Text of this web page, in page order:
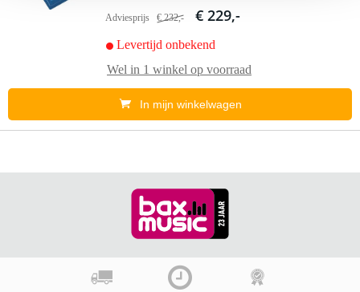
Adviesprijs € 232,- € 229,-
Levertijd onbekend
Wel in 1 winkel op voorraad
In mijn winkelwagen